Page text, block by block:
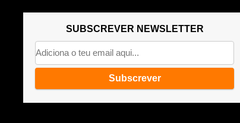
SUBSCREVER NEWSLETTER